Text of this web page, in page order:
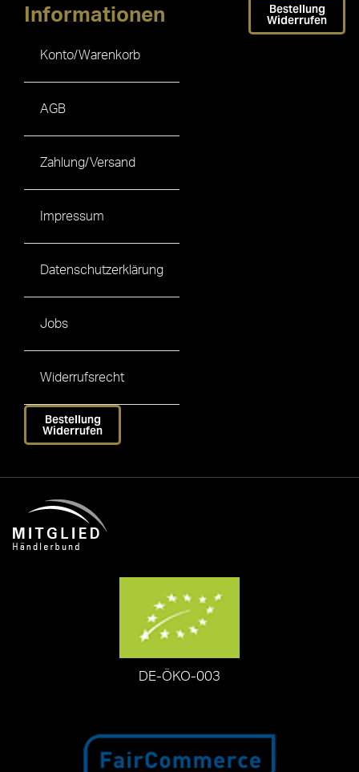
Informationen
Konto/Warenkorb
AGB
Zahlung/Versand
Impressum
Datenschutzerklärung
Jobs
Widerrufsrecht
Bestellung
Widerrufen
Bestellung
Widerrufen
DE-ÖKO-003